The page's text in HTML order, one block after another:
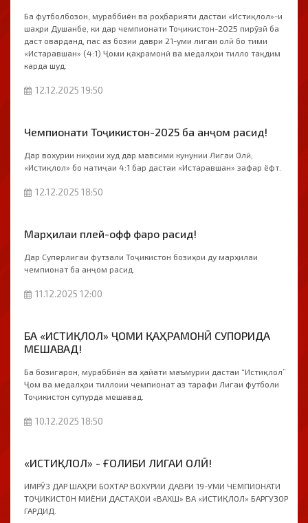
Ба футболбозон, мураббиён ва роҳбарияти дастаи «Истиқлол»-и
шаҳри Душанбе, ки дар чемпионати Тоҷикистон-2025 пирӯзӣ ба
даст оварданд, пас аз бозии даври 21-уми лигаи олӣ бо тими
«Истаравшан» (4:1) Ҷоми қаҳрамонӣ ва медалҳои тилло тақдим
карда шуд.
12.12.2025 19:50
Чемпионати Тоҷикистон-2025 ба анҷом расид!
Дар вохурии ниҳоии худ дар мавсими кунунии Лигаи Олӣ,
«Истиқлол» бо натиҷаи 4:1 бар дастаи «Истаравшан» зафар ёфт.
12.12.2025 18:50
Марҳилаи плей-офф фаро расид!
Дар Суперлигаи футзали Тоҷикистон бозиҳои ду марҳилаи
чемпионат ба анҷом расид.
11.12.2025 12:00
БА «ИСТИҚЛОЛ» ҶОМИ ҚАҲРАМОНӢ СУПОРИДА
МЕШАВАД!
Ба бозигарон, мураббиён ва ҳайати маъмурии дастаи “Истиқлол”
Ҷом ва медалҳои тиллоии чемпионат аз тарафи Лигаи футболи
Тоҷикистон супурда мешавад.
10.12.2025 18:50
«ИСТИҚЛОЛ» - ҒОЛИБИ ЛИГАИ ОЛӢ!
ИМРӮЗ ДАР ШАҲРИ БОХТАР ВОХУРИИ ДАВРИ 19-УМИ ЧЕМПИОНАТИ
ТОҶИКИСТОН МИЁНИ ДАСТАҲОИ «ВАХШ» ВА «ИСТИҚЛОЛ» БАРГУЗОР
ГАРДИД.